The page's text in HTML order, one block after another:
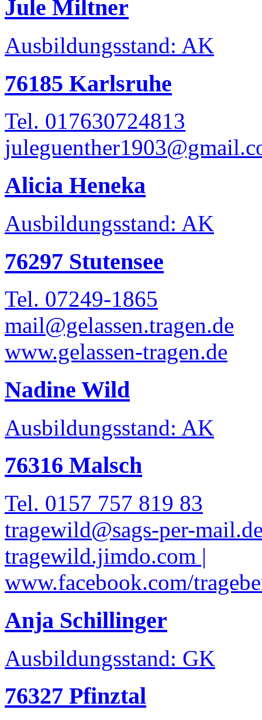
Jule Miltner
Ausbildungsstand: AK
76185 Karlsruhe
Tel. 017630724813
Alicia Heneka
Ausbildungsstand: AK
76297 Stutensee
Tel. 07249-1865
mail@gelassen.tragen.de
www.gelassen-tragen.de
Nadine Wild
Ausbildungsstand: AK
76316 Malsch
Tel. 0157 757 819 83
tragewild@sags-per-
tragewild.jimdo.com |
www.facebook.com/
Anja Schillinger
Ausbildungsstand: GK
76327 Pfinztal